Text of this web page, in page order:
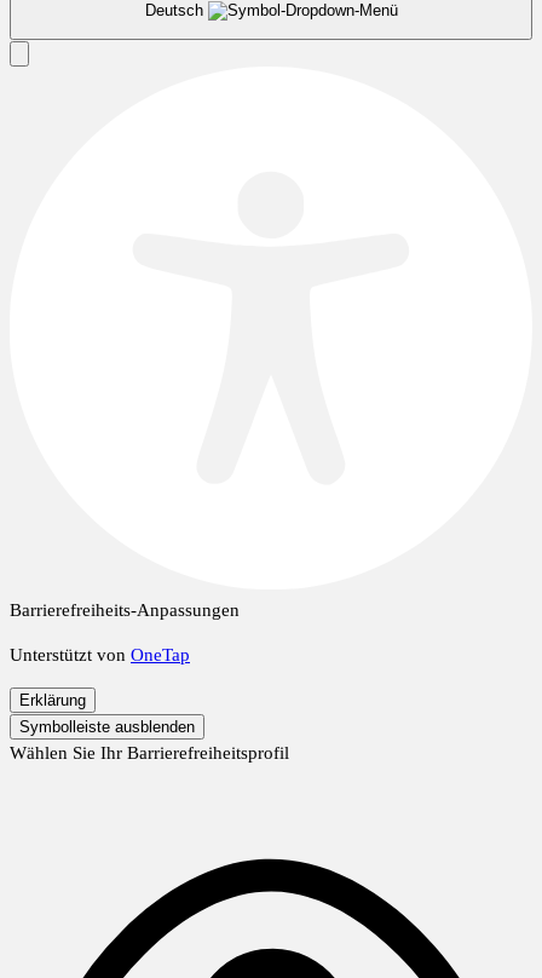
Deutsch
Barrierefreiheits-Anpassungen
Unterstützt von OneTap
Erklärung
Symbolleiste ausblenden
Wählen Sie Ihr Barrierefreiheitsprofil